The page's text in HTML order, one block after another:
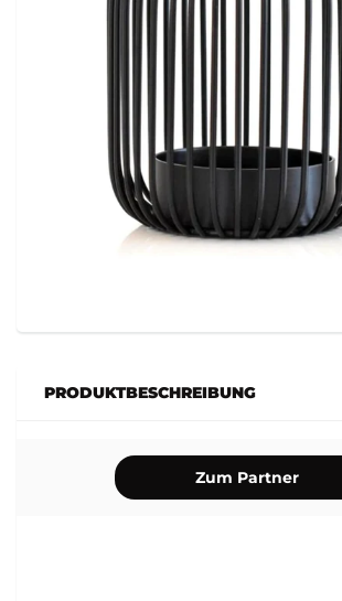
PRODUKTBESCHREIBUNG
Zum Partner